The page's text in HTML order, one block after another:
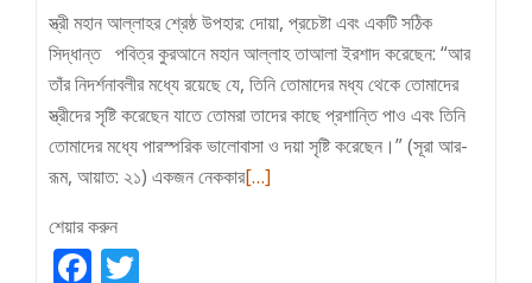
স্ত্রী মহান আল্লাহর শ্রেষ্ঠ উপহার: দোয়া, প্রচেষ্টা এবং একটি সঠিক
সিদ্ধান্ত পবিত্র কুরআনে মহান আল্লাহ তাআলা ইরশাদ করেছেন: “আর
তাঁর নিদর্শনাবলীর মধ্যে রয়েছে যে, তিনি তোমাদের মধ্য থেকে তোমাদের
স্ত্রীদের সৃষ্টি করেছেন যাতে তোমরা তাদের কাছে প্রশান্তি পাও এবং তিনি
তোমাদের মধ্যে পারস্পরিক ভালোবাসা ও দয়া সৃষ্টি করেছেন।” (সূরা আর-
রূম, আয়াত: ২১) একজন নেককারRead
[…]
শেয়ার করুন
Facebook